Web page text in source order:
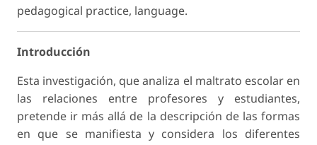
pedagogical practice, language.
Introducción
Esta investigación, que analiza el maltrato escolar en
las relaciones entre profesores y estudiantes,
pretende ir más allá de la descripción de las formas
en que se manifiesta y considera los diferentes